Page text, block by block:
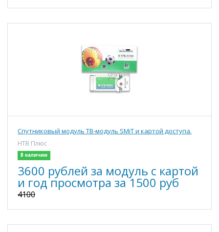
Спутниковый модуль ТВ-модуль SMiT и картой доступа.
НТВ Плюс
В наличии
3600 рублей за модуль с картой
и год просмотра за 1500 руб
4100